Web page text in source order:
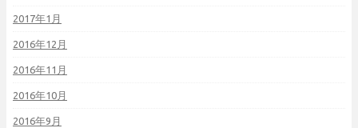
2017年1月
2016年12月
2016年11月
2016年10月
2016年9月